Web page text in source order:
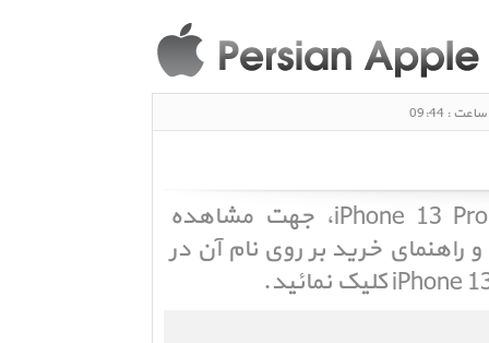
لیست قیمت آیفون 13 پرو مکس iPhone 13 Pro Max، جهت مشاهده
خرید بر روی نام آن در
کلیک نمائید.